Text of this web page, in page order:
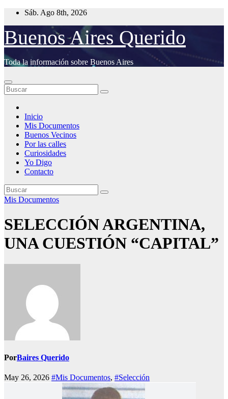
Saltar
contenido
Sáb. Ago 8th, 2026
Buenos Aires Querido
Toda la información sobre Buenos Aires
Inicio
Mis Documentos
Buenos Vecinos
Por las calles
Curiosidades
Yo Digo
Contacto
Mis Documentos
SELECCIÓN ARGENTINA,
UNA CUESTIÓN “CAPITAL”
PorBaires Querido
May 26, 2026 #Mis Documentos, #Selección